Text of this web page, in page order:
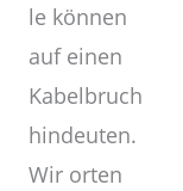
le können
auf einen
Kabelbruch
hindeuten.
Wir orten